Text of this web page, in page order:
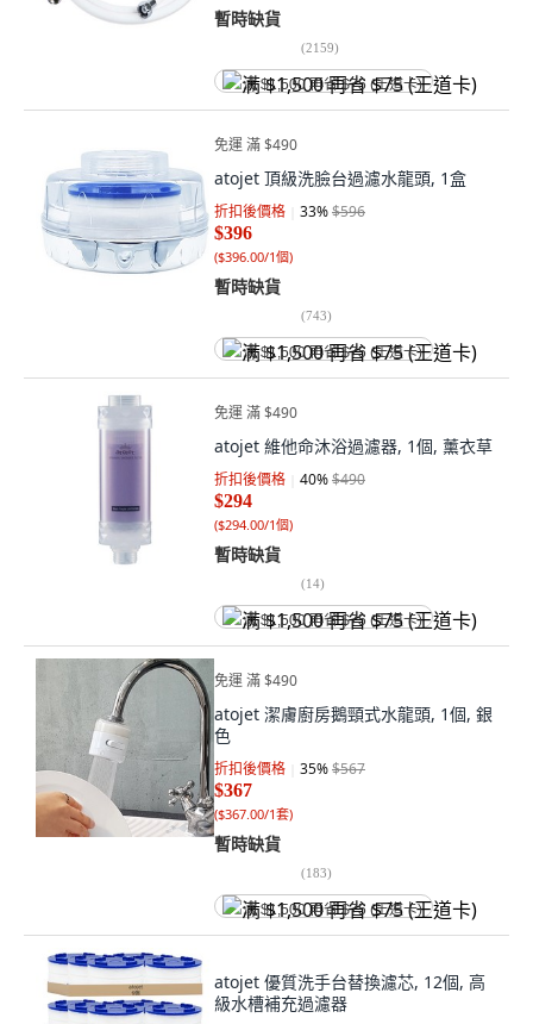
暫時缺貨
(2159)
满 $1,500 再省 $75 (王道卡)
免運 滿 $490
atojet 頂級洗臉台過濾水龍頭, 1盒
折扣後價格 33%$596
$396
($396.00/1個)
暫時缺貨
(743)
满 $1,500 再省 $75 (王道卡)
免運 滿 $490
atojet 維他命沐浴過濾器, 1個, 薰衣草
折扣後價格 40%$490
$294
($294.00/1個)
暫時缺貨
(14)
满 $1,500 再省 $75 (王道卡)
免運 滿 $490
atojet 潔膚廚房鵝頸式水龍頭, 1個, 銀
色
折扣後價格 35%$567
$367
($367.00/1套)
暫時缺貨
(183)
满 $1,500 再省 $75 (王道卡)
atojet 優質洗手台替換濾芯, 12個, 高
級水槽補充過濾器